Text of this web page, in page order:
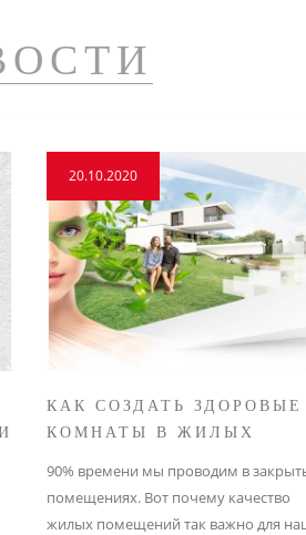
20.10.2020
КАК СОЗДАТЬ ЗДОРОВЫЕ
КОМНАТЫ В ЖИЛЫХ
90% времени мы проводим в
помещениях. Вот почему качество
жилых помещений так важно для